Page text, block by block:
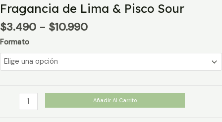
Fragancia de Lima & Pisco Sour
$3.490 - $10.990Rango
precios:
$3.490
hasta
$10.990
Formato
Fragancia
Añadir Al Carrito